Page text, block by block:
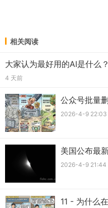
相关阅读
大家认为最好用的AI是什么？
4 天前
公众号批量
2026-4-9 22:03
美国公布最
2026-4-9 21:44
11 - 为什么